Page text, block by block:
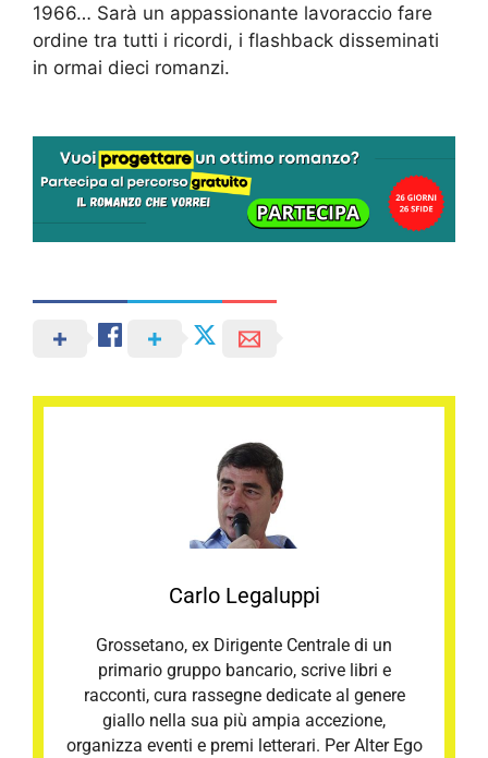
1966… Sarà un appassionante lavoraccio fare
ordine tra tutti i ricordi, i flashback disseminati
in ormai dieci romanzi.
Carlo Legaluppi
Grossetano, ex Dirigente Centrale di un
primario gruppo bancario, scrive libri e
racconti, cura rassegne dedicate al genere
giallo nella sua più ampia accezione,
organizza eventi e premi letterari. Per Alter Ego